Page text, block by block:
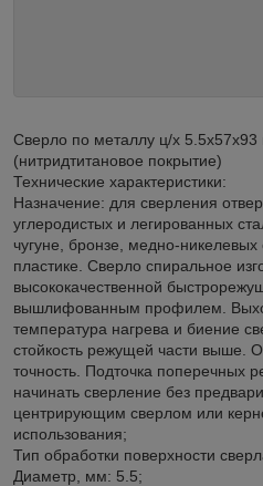
Сверло по металлу ц/х
(нитридтитановое покрытие)
Технические характеристики:
Назначение: для сверления
углеродистых и легированных
чугуне, бронзе, медно-
пластике. Сверло спиральное
высококачественной
вышлифованным профилем.
температура нагрева и биение
стойкость режущей части выше.
точность. Подточка поперечных
начинать сверление без
центрирующим сверлом или
использования;
Тип обработки поверхности
Диаметр, мм: 5.5;